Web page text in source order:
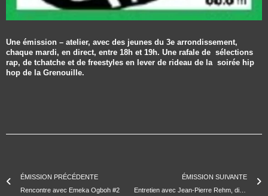
Une émission – atelier, avec des jeunes du 3e arrondissement,
chaque mardi, en direct, entre 18h et 19h. Une rafale de sélections
rap, de tchatche et de freestyles en lever de rideau de la soirée hip
hop de la Grenouille.
ÉMISSION PRÉCÉDENTE
Rencontre avec Emeka Ogboh #2
ÉMISSION SUIVANTE
Entretien avec Jean-Pierre Rehm, directeur du FID